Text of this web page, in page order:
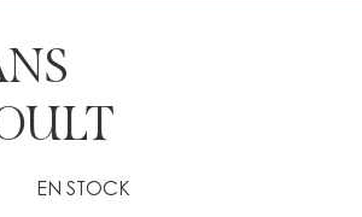
EN STOCK